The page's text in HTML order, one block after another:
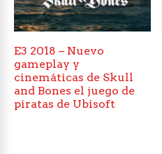
E3 2018 – Nuevo
gameplay y
cinemáticas de Skull
and Bones el juego de
piratas de Ubisoft